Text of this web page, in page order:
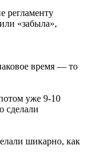
регламенту
«забыла»,
время — то
уже 9-10
сделали
шикарно, как